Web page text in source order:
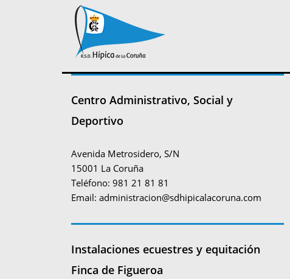
Centro Administrativo, Social y
Deportivo
Avenida Metrosidero, S/N
15001 La Coruña
Teléfono: 981 21 81 81
Email: administracion@sdhipicalacoruna.com
Instalaciones ecuestres y equitación
Finca de Figueroa